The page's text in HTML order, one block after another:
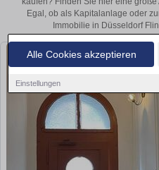
Alle Cookies akzeptieren
Einstellungen
Egal, ob als Kapitalanlage oder
Immobilie in Düsseldorf